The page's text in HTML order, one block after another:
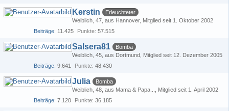
Kerstin
Erleuchteter
Weiblich 47 aus Hannover Mitglied seit 1. Oktober 2002
Beiträge 11.425 Punkte 57.515
Salsera81
Bomba
Weiblich 45 aus Dortmund Mitglied seit 12. Dezember 2005
Beiträge 9.641 Punkte 48.430
Julia
Bomba
Weiblich 48 aus Mama & Papa...
Mitglied seit 1. April 2002
Beiträge 7.120 Punkte 36.185